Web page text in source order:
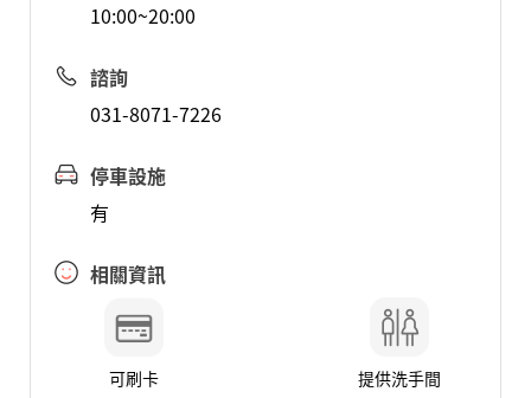
10:00~20:00
諮詢
031-8071-7226
停車設施
有
相關資訊
可刷卡 提供洗手間